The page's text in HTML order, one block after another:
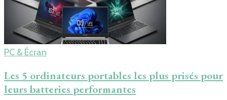
PC & Écran
Les 5 ordinateurs portables les plus prisés pour
leurs batteries performantes